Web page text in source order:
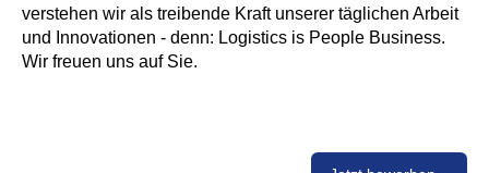
verstehen wir als treibende Kraft unserer täglichen Arbeit
und Innovationen - denn: Logistics is People Business.
Wir freuen uns auf Sie.